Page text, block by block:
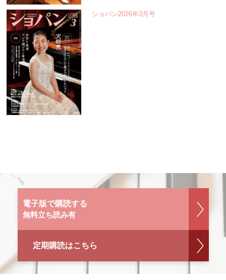
ショパン2026年3月号
電子版で購読する
無料立ち読み有
定期購読はこちら